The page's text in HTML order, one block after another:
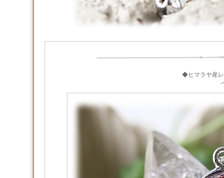
◆ヒマラヤ産